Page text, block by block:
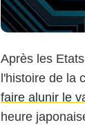
Après les
l'histoire de la
faire alunir le
heure